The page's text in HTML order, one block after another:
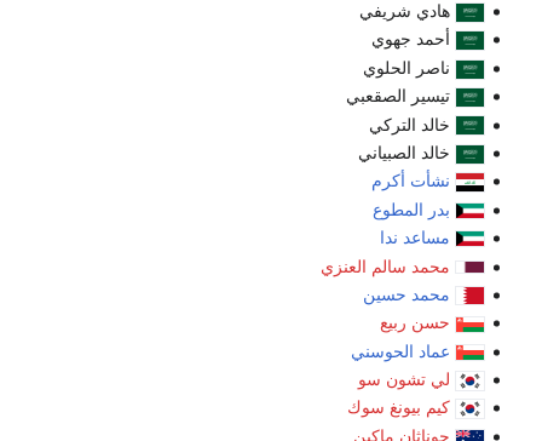
هادي شريفي
أحمد جهوي
ناصر الحلوي
تيسير الصقعبي
خالد التركي
خالد الصبياني
نشأت أكرم
بدر المطوع
مساعد ندا
محمد سالم العنزي
محمد حسين
حسن ربيع
عماد الحوسني
لي تشون سو
كيم بيونغ سوك
جوناثان ماكين